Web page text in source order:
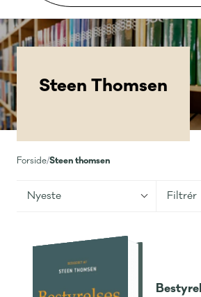
Steen Thomsen
Forside/Steen thomsen
Nyeste Filtrér